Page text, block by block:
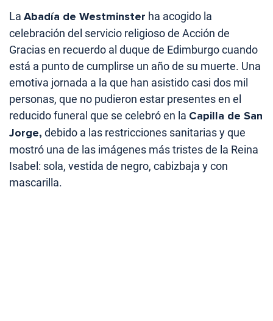
La Abadía de Westminster ha acogido la
celebración del servicio religioso de Acción de
Gracias en recuerdo al duque de Edimburgo cuando
está a punto de cumplirse un año de su muerte. Una
emotiva jornada a la que han asistido casi dos mil
personas, que no pudieron estar presentes en el
reducido funeral que se celebró en la Capilla de San
Jorge, debido a las restricciones sanitarias y que
mostró una de las imágenes más tristes de la Reina
Isabel: sola, vestida de negro, cabizbaja y con
mascarilla.